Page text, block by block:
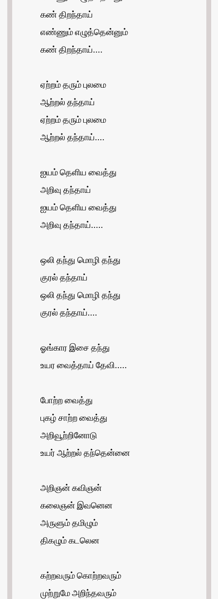
கண் திறந்தாய்
எண்ணும் எழுத்தென்னும்
கண் திறந்தாய்....
ஏற்றம் தரும் புலமை
ஆற்றல் தந்தாய்
ஏற்றம் தரும் புலமை
ஆற்றல் தந்தாய்....
ஐயம் தெளிய வைத்து
அறிவு தந்தாய்
ஐயம் தெளிய வைத்து
அறிவு தந்தாய்.....
ஒலி தந்து மொழி தந்து
குரல் தந்தாய்
ஒலி தந்து மொழி தந்து
குரல் தந்தாய்....
ஓங்கார இசை தந்து
உயர வைத்தாய் தேவி.....
போற்ற வைத்து
புகழ் சாற்ற வைத்து
அறிவூற்றினோடு
உயர் ஆற்றல் தந்தென்னை
அறிஞன் கவிஞன்
கலைஞன் இவனென
அருளும் தமிழும்
திகழும் கடலென
கற்றவரும் கொற்றவரும்
முற்றுமே அறிந்தவரும்